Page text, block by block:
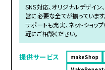
SNS対応、オリジナルデザイン
営に必要な全てが揃っています
サポートも充実、ネットショ
軽にご相談ください。
提供サービス makeShop